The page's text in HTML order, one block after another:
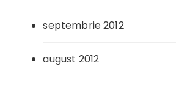
septembrie 2012
august 2012